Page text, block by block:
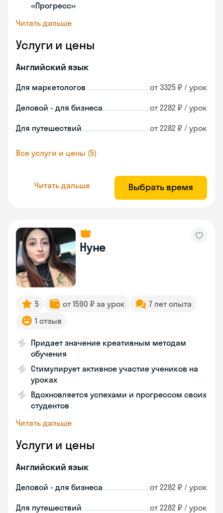
«Прогресс»
Читать дальше
Услуги и цены
Английский язык
Для маркетологов от 3325 ₽ / урок
Деловой - для бизнеса от 2282 ₽ / урок
Для путешествий от 2282 ₽ / урок
Все услуги и цены (5)
Читать дальше Выбрать время
Нуне
5 от 1590 ₽ за урок
7 лет опыта
1 отзыв
Придает значение креативным методам
обучения
Стимулирует активное участие учеников на
уроках
Вдохновляется успехами и прогрессом своих
студентов
Читать дальше
Услуги и цены
Английский язык
Деловой - для бизнеса от 2282 ₽ / урок
Для путешествий от 2282 ₽ / урок